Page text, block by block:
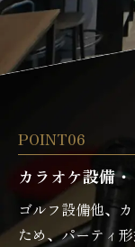
POINT06
カラオケ設備
ゴルフ設備他、
ため、パーティ